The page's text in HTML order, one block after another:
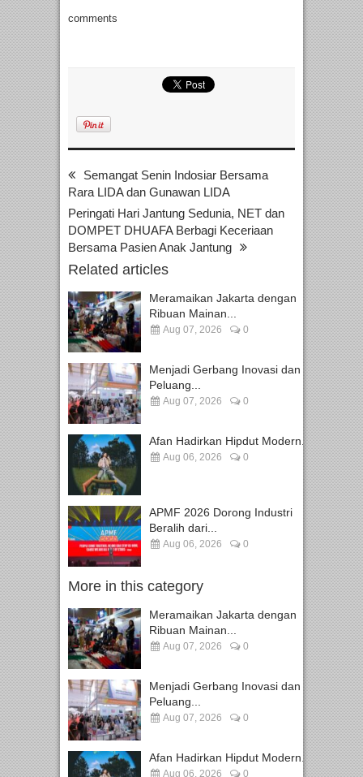
comments
Semangat Senin Indosiar Bersama
Rara LIDA dan Gunawan LIDA
Peringati Hari Jantung Sedunia, NET dan
DOMPET DHUAFA Berbagi Keceriaan
Bersama Pasien Anak Jantung
Related articles
Meramaikan Jakarta dengan
Ribuan Mainan...
Aug 07, 2026 0
Menjadi Gerbang Inovasi dan
Peluang...
Aug 07, 2026 0
Afan Hadirkan Hipdut Modern...
Aug 06, 2026 0
APMF 2026 Dorong Industri
Beralih dari...
Aug 06, 2026 0
More in this category
Meramaikan Jakarta dengan
Ribuan Mainan...
Aug 07, 2026 0
Menjadi Gerbang Inovasi dan
Peluang...
Aug 07, 2026 0
Afan Hadirkan Hipdut Modern...
Aug 06, 2026 0